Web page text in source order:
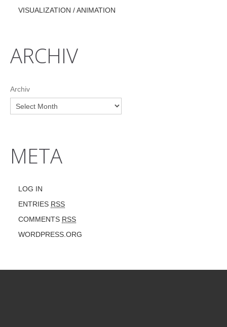
VISUALIZATION / ANIMATION
ARCHIV
Archiv
META
LOG IN
ENTRIES RSS
COMMENTS RSS
WORDPRESS.ORG